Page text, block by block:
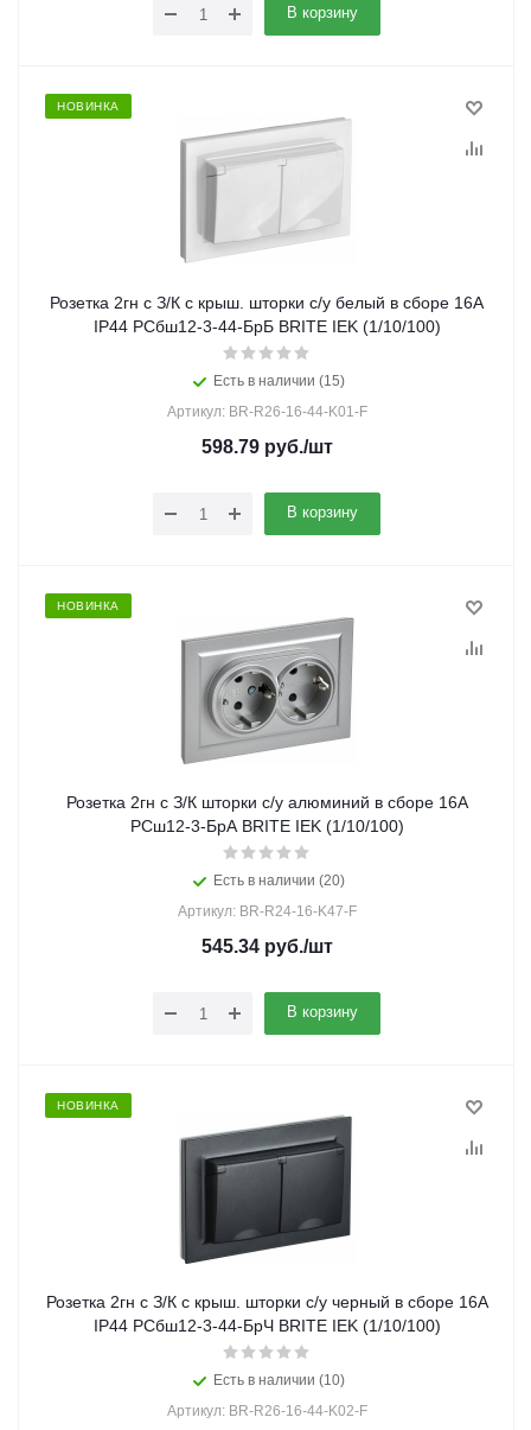
В корзину
НОВИНКА
Розетка 2гн с З/К с крыш. шторки с/у белый в сборе 16А
IP44 РСбш12-3-44-БрБ BRITE IEK (1/10/100)
Есть в наличии (15)
Артикул: BR-R26-16-44-K01-F
598.79руб./шт
В корзину
НОВИНКА
Розетка 2гн с З/К шторки с/у алюминий в сборе 16А
РСш12-3-БрА BRITE IEK (1/10/100)
Есть в наличии (20)
Артикул: BR-R24-16-K47-F
545.34руб./шт
В корзину
НОВИНКА
Розетка 2гн с З/К с крыш. шторки с/у черный в сборе 16А
IP44 РСбш12-3-44-БрЧ BRITE IEK (1/10/100)
Есть в наличии (10)
Артикул: BR-R26-16-44-K02-F